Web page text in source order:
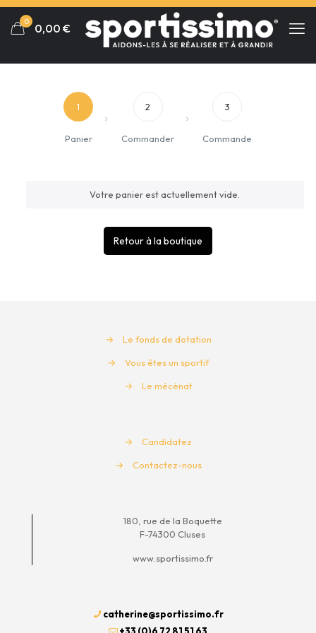
0 0,00 €
1
Panier
2
Commander
3
Commande
Votre panier est actuellement vide.
Retour à la boutique
→ Le fonds de dotation
→ Vous êtes un sportif
→ Le mécénat
→ Candidatez
→ Contactez-nous
180, rue de la Boquette
F-74300 Cluses
www.sportissimo.fr
catherine@sportissimo.fr
Panneau de gestion des cookies